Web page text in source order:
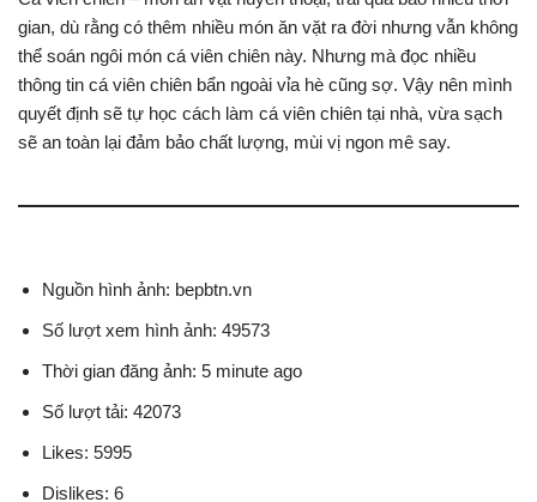
gian, dù rằng có thêm nhiều món ăn vặt ra đời nhưng vẫn không
thể soán ngôi món cá viên chiên này. Nhưng mà đọc nhiều
thông tin cá viên chiên bẩn ngoài vỉa hè cũng sợ. Vậy nên mình
quyết định sẽ tự học cách làm cá viên chiên tại nhà, vừa sạch
sẽ an toàn lại đảm bảo chất lượng, mùi vị ngon mê say.
Nguồn hình ảnh: bepbtn.vn
Số lượt xem hình ảnh: 49573
Thời gian đăng ảnh: 5 minute ago
Số lượt tải: 42073
Likes: 5995
Dislikes: 6